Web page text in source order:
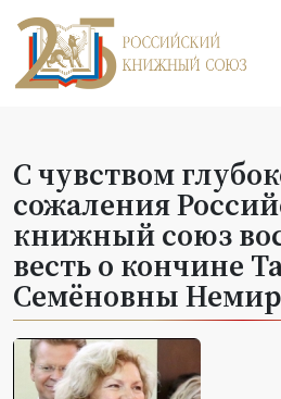
С чувством
сожаления
книжный союз
весть о кончине
Семёновны